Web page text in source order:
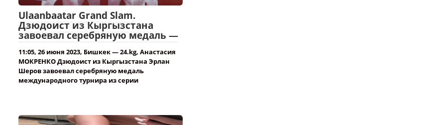
Ulaanbaatar Grand Slam.
Дзюдоист из Кыргызстана
завоевал серебряную медаль —
11:05, 26 июня 2023, Бишкек — 24.kg, Анастасия
МОКРЕНКО Дзюдоист из Кыргызстана Эрлан
Шеров завоевал серебряную медаль
международного турнира из серии